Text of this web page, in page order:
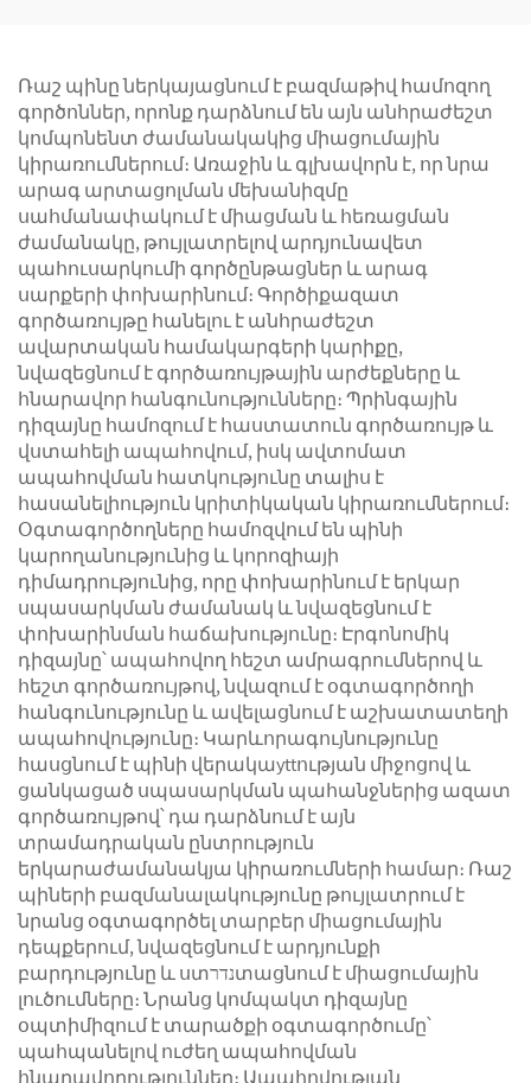
Ռաշ պինը ներկայացնում է բազմաթիվ համոզող
գործոններ, որոնք դարձնում են այն անհրաժեշտ
կոմպոնենտ ժամանակակից միացումային
կիրառումներում։ Առաջին և գլխավորն է, որ նրա
արագ արտացոլման մեխանիզմը
սահմանափակում է միացման և հեռացման
ժամանակը, թույլատրելով արդյունավետ
պահուսարկումի գործընթացներ և արագ
սարքերի փոխարինում։ Գործիքազատ
գործառույթը հանելու է անհրաժեշտ
ավարտական համակարգերի կարիքը,
նվազեցնում է գործառույթային արժեքները և
հնարավոր հանգունությունները։ Պրինգային
դիզայնը համոզում է հաստատուն գործառույթ և
վստահելի ապահովում, իսկ ավտոմատ
ապահովման հատկությունը տալիս է
հասանելիություն կրիտիկական կիրառումներում։
Օգտագործողները համոզվում են պինի
կարողանությունից և կորոզիայի
դիմադրությունից, որը փոխարինում է երկար
սպասարկման ժամանակ և նվազեցնում է
փոխարինման հաճախությունը։ Էրգոնոմիկ
դիզայնը՝ ապահովող հեշտ ամրագրումներով և
հեշտ գործառույթով, նվազում է օգտագործողի
հանգունությունը և ավելացնում է աշխատատեղի
ապահովությունը։ Կարևորագույնությունը
հասցնում է պինի վերակաyttության միջոցով և
ցանկացած սպասարկման պահանջներից ազատ
գործառույթով՝ դա դարձնում է այն
տրամադրական ընտրություն
երկարաժամանակյա կիրառումների համար։ Ռաշ
պիների բազմանալակությունը թույլատրում է
նրանց օգտագործել տարբեր միացումային
դեպքերում, նվազեցնում է արդյունքի
բարդությունը և ստנדרտացնում է միացումային
լուծումները։ Նրանց կոմպակտ դիզայնը
օպտիմիզում է տարածքի օգտագործումը՝
պահպանելով ուժեղ ապահովման
հնարավորություններ։ Ապահովության